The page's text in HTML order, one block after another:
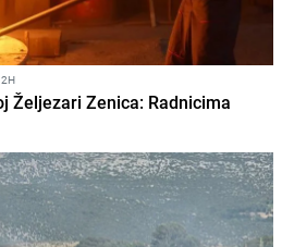
2H
Željezari Zenica: Radnicima